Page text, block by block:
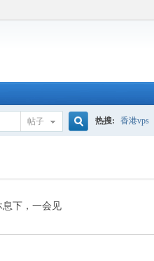
帖子 热搜: 香港vps
息下，一会见